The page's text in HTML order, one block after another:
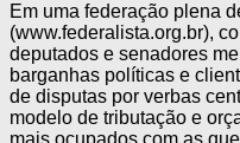
Em uma federação plena
(www.federalista.org.br),
deputados e senadores
barganhas políticas e
de disputas por verbas
modelo de tributação e